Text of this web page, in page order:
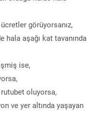
görüyorsanız,
hala aşağı kat tavanında
ise,
rutubet oluyorsa,
ve yer altında yaşayan